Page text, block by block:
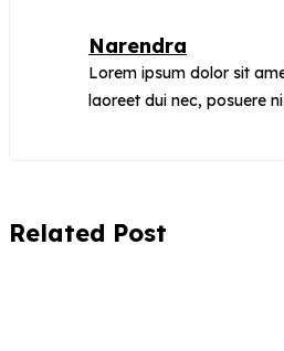
Narendra
Lorem ipsum dolor sit
laoreet dui nec, posuere
Related Post